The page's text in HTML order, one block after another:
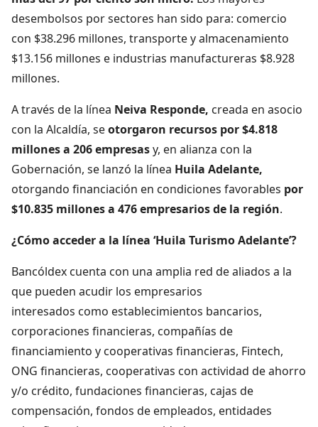
desembolsos por sectores han sido para: comercio
con $38.296 millones, transporte y almacenamiento
$13.156 millones e industrias manufactureras $8.928
millones.
A través de la línea Neiva Responde, creada en asocio
con la Alcaldía, seotorgaron recursos por$4.818
millones a 206 empresasy, en alianza con la
Gobernación, se lanzó la línea Huila Adelante,
otorgando financiación en condiciones favorables por
$10.835 millones a 476 empresarios de la región.
¿Cómo acceder a la línea ‘Huila Turismo Adelante’?
Bancóldex cuenta con una amplia red de aliados a la
que pueden acudir los empresarios
interesados como establecimientos bancarios,
corporaciones financieras, compañías de
financiamiento y cooperativas financieras, Fintech,
ONG financieras, cooperativas con actividad de ahorro
y/o crédito, fundaciones financieras, cajas de
compensación, fondos de empleados, entidades